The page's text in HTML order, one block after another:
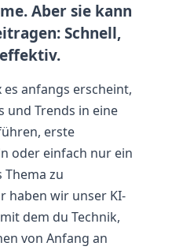
Aber sie kann
Schnell,
anfangs erscheint,
und Trends in eine
erste
oder einfach nur ein
Thema zu
haben wir unser KI-
dem du Technik,
von Anfang an